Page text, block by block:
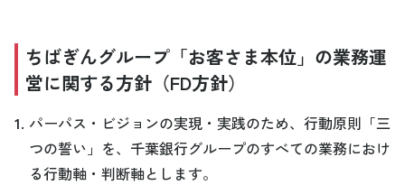
ちばぎんグループ「お客さま本位」の業務運
営に関する方針（FD方針）
1. パーパス・ビジョンの実現・実践のため、行動原則「三
つの誓い」を、千葉銀行グループのすべての業務におけ
る行動軸・判断軸とします。